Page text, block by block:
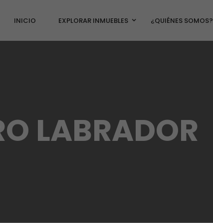
INICIO EXPLORAR INMUEBLES ¿QUIÉNES SOMOS?
LABRADOR